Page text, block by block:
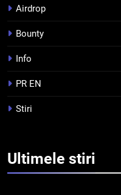
4
Airdrop
Bounty
Info
PR EN
Stiri
Ultimele stiri